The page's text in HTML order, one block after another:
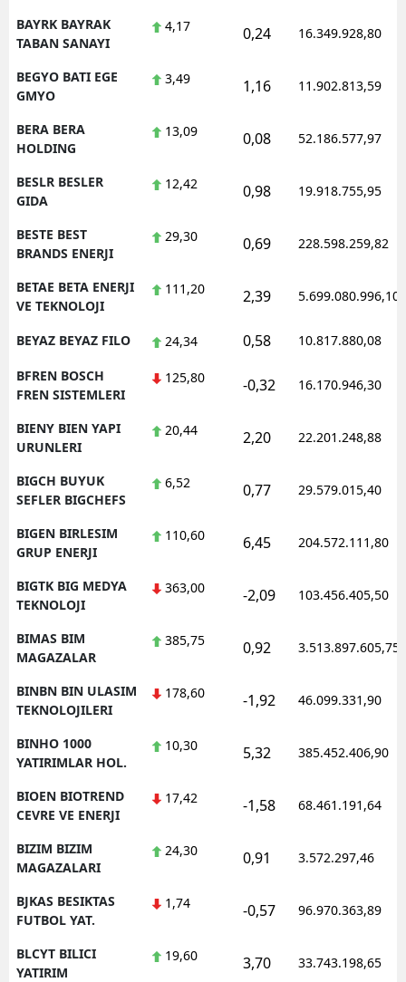
BAYRK BAYRAK
TABAN SANAYI
4,17 0,24 16.349.928,80
BEGYO BATI EGE
GMYO
3,49 1,16 11.902.813,59
BERA BERA
HOLDING
13,09 0,08 52.186.577,97
BESLR BESLER
GIDA
12,42 0,98 19.918.755,95
BESTE BEST
BRANDS ENERJI
29,30 0,69 228.598.259,82
BETAE BETA ENERJI
VE TEKNOLOJI
111,20 2,39 5.699.080.996,10
BEYAZ BEYAZ FILO 24,34 0,58 10.817.880,08
BFREN BOSCH
FREN SISTEMLERI
125,80 -0,32 16.170.946,30
BIENY BIEN YAPI
URUNLERI
20,44 2,20 22.201.248,88
BIGCH BUYUK
SEFLER BIGCHEFS
6,52 0,77 29.579.015,40
BIGEN BIRLESIM
GRUP ENERJI
110,60 6,45 204.572.111,80
BIGTK BIG MEDYA
TEKNOLOJI
363,00 -2,09 103.456.405,50
BIMAS BIM
MAGAZALAR
385,75 0,92 3.513.897.605,75
BINBN BIN ULASIM
TEKNOLOJILERI
178,60 -1,92 46.099.331,90
BINHO 1000
YATIRIMLAR HOL.
10,30 5,32 385.452.406,90
BIOEN BIOTREND
CEVRE VE ENERJI
17,42 -1,58 68.461.191,64
BIZIM BIZIM
MAGAZALARI
24,30 0,91 3.572.297,46
BJKAS BESIKTAS
FUTBOL YAT.
1,74 -0,57 96.970.363,89
BLCYT BILICI
YATIRIM
19,60 3,70 33.743.198,65